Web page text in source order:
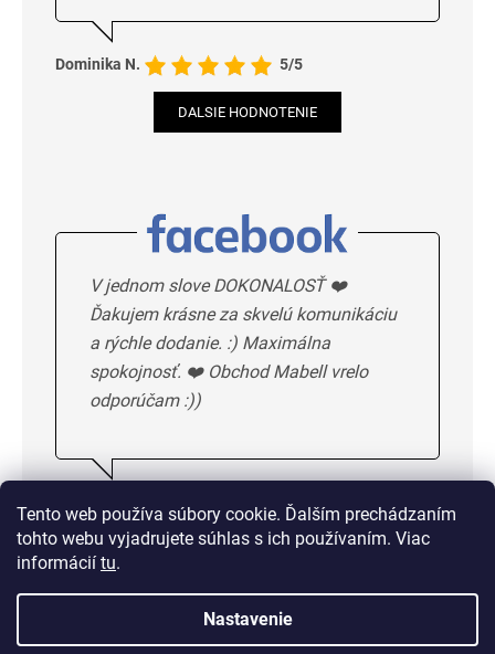
Tento web používa súbory cookie. Ďalším prechádzaním
tohto webu vyjadrujete súhlas s ich používaním. Viac
informácií tu.
Nastavenie
Dominika N. 5/5
DALSIE HODNOTENIE
V jednom slove DOKONALOSŤ ❤️
Ďakujem krásne za skvelú komunikáciu
a rýchle dodanie. :) Maximálna
spokojnosť. ❤️ Obchod Mabell vrelo
odporúčam :))
DALSIE HODNOTENIE